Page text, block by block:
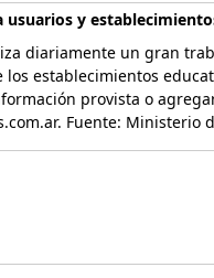
y
diariamente un gran
establecimientos
provista o
Fuente: Ministerio